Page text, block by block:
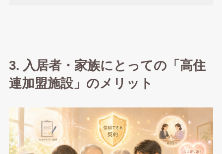
3. 入居者・家族にとっての「高住
連加盟施設」のメリット